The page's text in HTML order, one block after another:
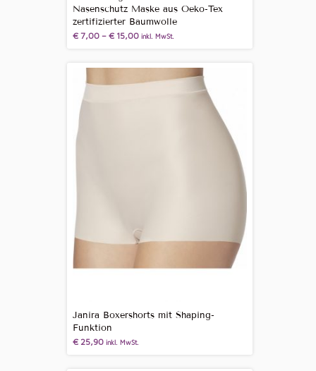
Nasenschutz Maske aus Oeko-Tex
zertifizierter Baumwolle
€7,00– €15,00 inkl. MwSt.
Janira Boxershorts mit Shaping-
Funktion
€25,90 inkl. MwSt.